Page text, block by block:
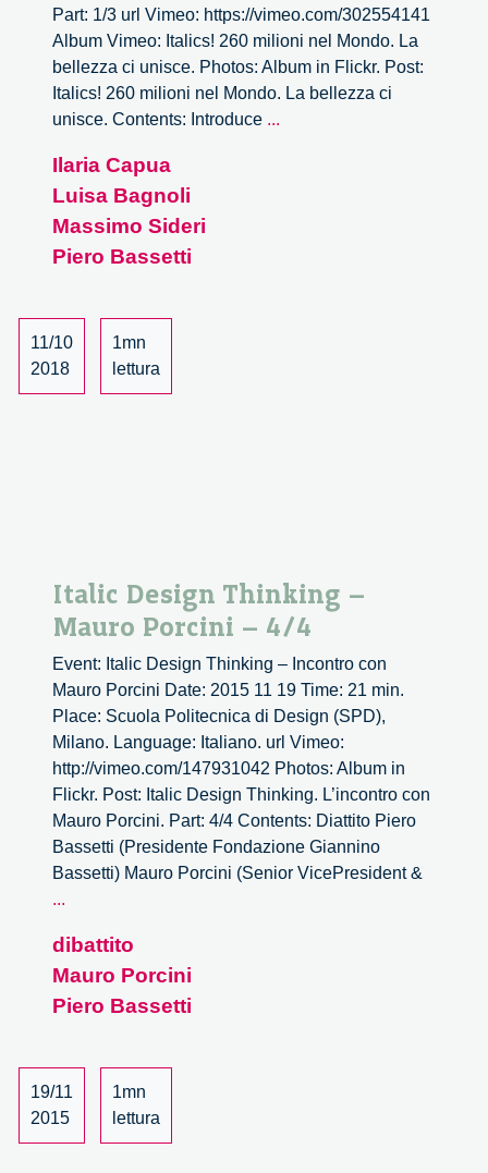
Part: 1/3 url Vimeo: https://vimeo.com/302554141
Album Vimeo: Italics! 260 milioni nel Mondo. La
bellezza ci unisce. Photos: Album in Flickr. Post:
Italics! 260 milioni nel Mondo. La bellezza ci
unisce. Contents: Introduce ...
Ilaria Capua
Luisa Bagnoli
Massimo Sideri
Piero Bassetti
11/10
2018
1mn
lettura
Italic Design Thinking –
Mauro Porcini – 4/4
Event: Italic Design Thinking – Incontro con
Mauro Porcini Date: 2015 11 19 Time: 21 min.
Place: Scuola Politecnica di Design (SPD),
Milano. Language: Italiano. url Vimeo:
http://vimeo.com/147931042 Photos: Album in
Flickr. Post: Italic Design Thinking. L’incontro con
Mauro Porcini. Part: 4/4 Contents: Diattito Piero
Bassetti (Presidente Fondazione Giannino
Bassetti) Mauro Porcini (Senior VicePresident &
...
Thinking
–
Mauro
4/4
dibattito
Mauro Porcini
Piero Bassetti
19/11
2015
1mn
lettura